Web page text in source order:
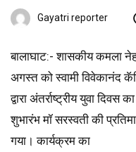
Gayatri reporter
बालाघाट:- शासकीय कमला
अगस्‍त को स्वामी विवेकानंद
द्वारा अंतर्राष्ट्रीय युवा
शुभारंभ मॉ सरस्वती की
गया। कार्यक्रम का